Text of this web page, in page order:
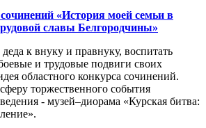
«История моей семьи в
славы Белгородчины»
к внуку и правнуку, воспитать
и трудовые подвиги своих
областного конкурса сочинений.
торжественного события
- музей–диорама «Курская битва: